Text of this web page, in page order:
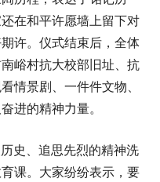
在和平许愿墙上留下对
许。仪式结束后，全体
峪村抗大校部旧址、抗
情景剧、一件件文物、
进的精神力量。
史、追思先烈的精神洗
课。大家纷纷表示，要